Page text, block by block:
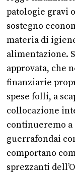
patologie gravi
sostegno
materia di
alimentazione.
approvata, che
finanziarie
spese folli, a
collocazione
continueremo a
guerrafondai
comportano
sprezzanti